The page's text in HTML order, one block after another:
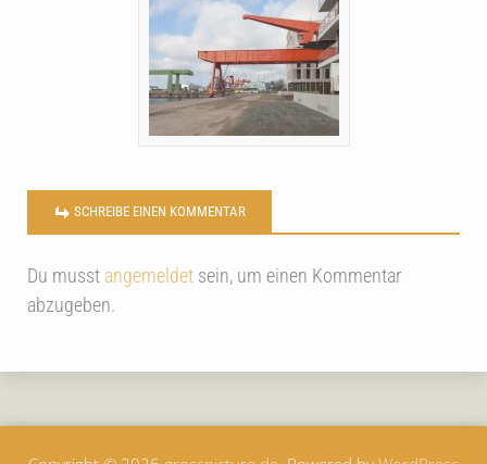
SCHREIBE EINEN KOMMENTAR
Du musst angemeldet sein, um einen Kommentar
abzugeben.